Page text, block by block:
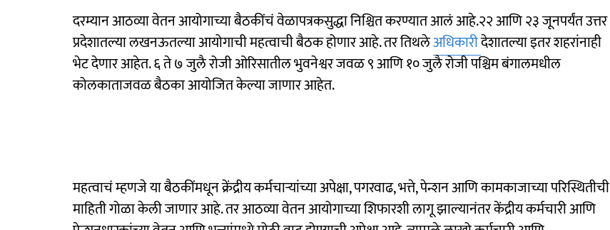
दरम्यान आठव्या वेतन आयोगाच्या बैठकींचं वेळापत्रकसुद्धा निश्चित करण्यात आलं आहे.२२ आणि २३ जूनपर्यंत उत्तर
प्रदेशातल्या लखनऊतल्या आयोगाची महत्वाची बैठक होणार आहे. तर तिथलेअधिकारीदेशातल्या इतर शहरांनाही
भेट देणार आहेत. ६ ते ७ जुलै रोजी ओरिसातील भुवनेश्वर जवळ ९ आणि १० जुलै रोजी पश्चिम बंगालमधील
कोलकाताजवळ बैठका आयोजित केल्या जाणार आहेत.
महत्वाचं म्हणजे या बैठकींमधून क्रेंद्रीय कर्मचाऱ्यांच्या अपेक्षा, पगरवाढ, भत्ते, पेन्शन आणि कामकाजाच्या परिस्थितीची
माहिती गोळा केली जाणार आहे. तर आठव्या वेतन आयोगाच्या शिफारशी लागू झाल्यानंतर केंद्रीय कर्मचारी आणि